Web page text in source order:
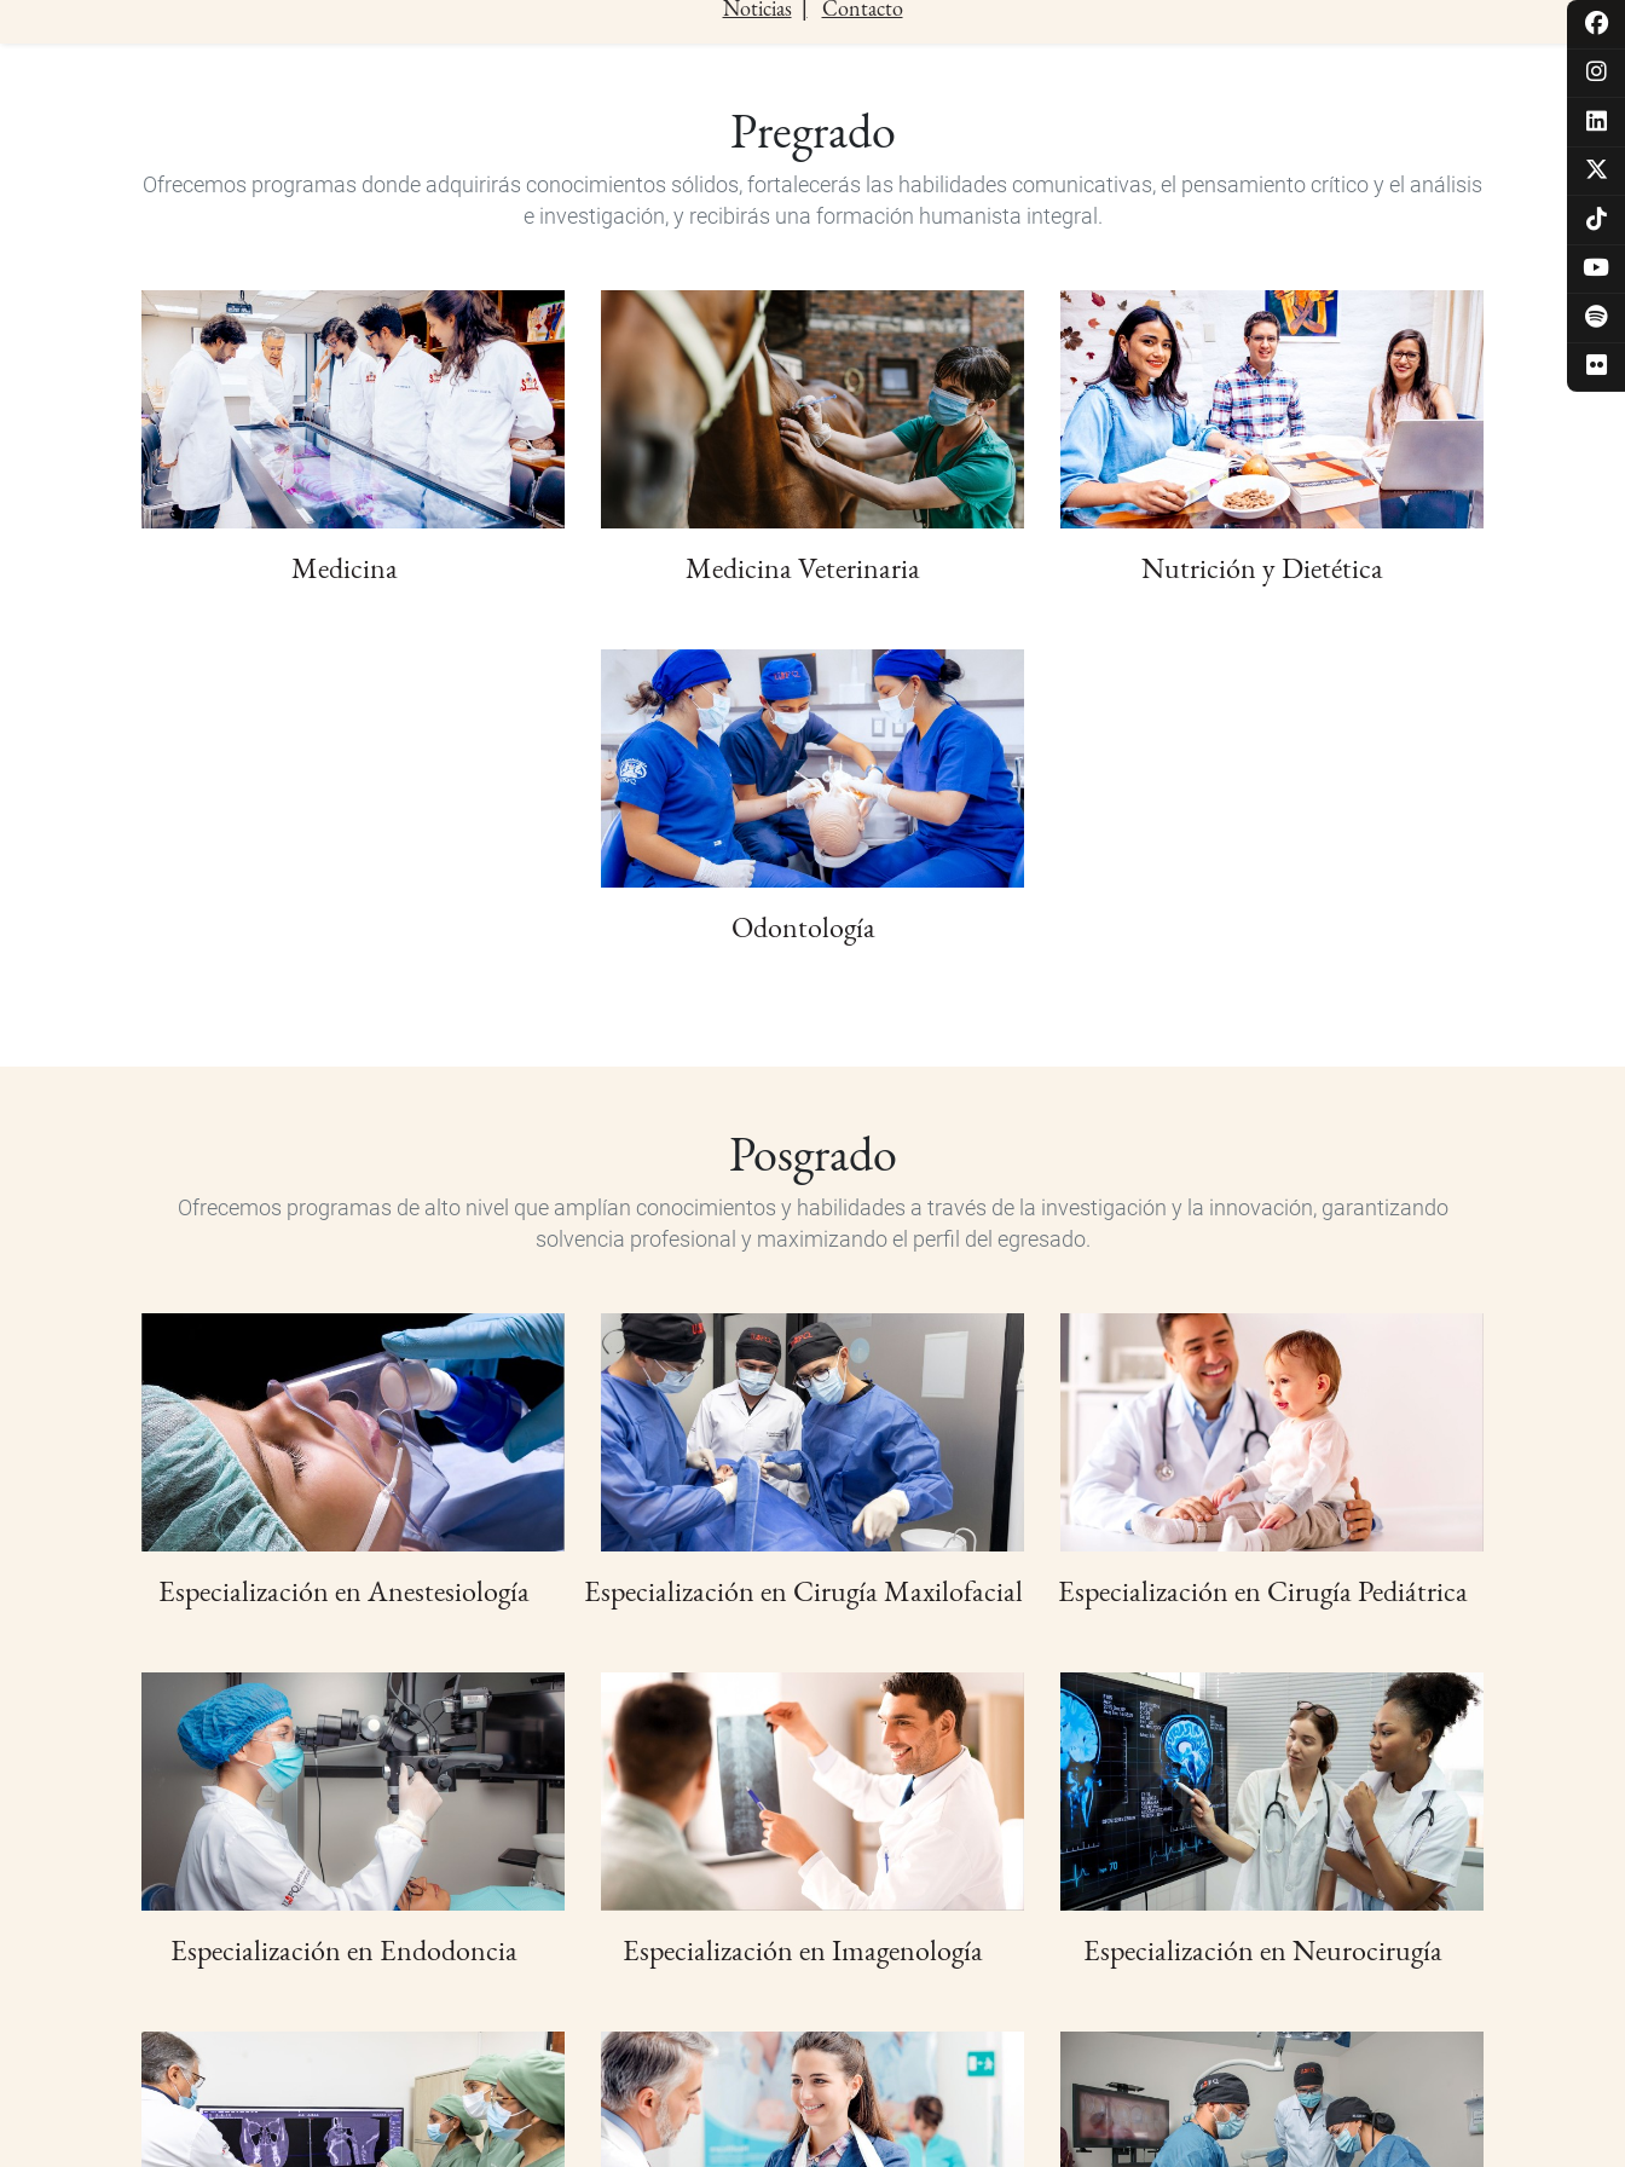
Noticias Contacto
Pregrado
Ofrecemos programas donde adquirirás conocimientos sólidos, fortalecerás las habilidades comunicativas, el pensamiento crítico y el análisis
e investigación, y recibirás una formación humanista integral.
Medicina Medicina Veterinaria Nutrición y Dietética
Odontología
Posgrado
Ofrecemos programas de alto nivel que amplían conocimientos y habilidades a través de la investigación y la innovación, garantizando
solvencia profesional y maximizando el perfil del egresado.
Especialización en Anestesiología Especialización en Cirugía Maxilofacial Especialización en Cirugía Pediátrica
Especialización en Endodoncia Especialización en Imagenología Especialización en Neurocirugía